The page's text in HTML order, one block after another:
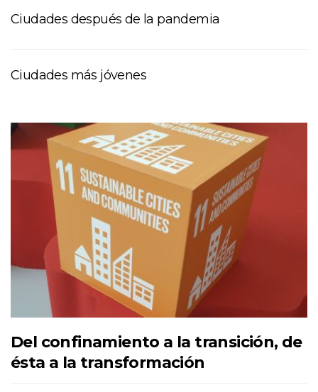
Ciudades después de la pandemia
Ciudades más jóvenes
Del confinamiento a la transición, de
ésta a la transformación